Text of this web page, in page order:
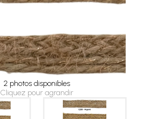
2 photos disponibles
Cliquez pour agrandir